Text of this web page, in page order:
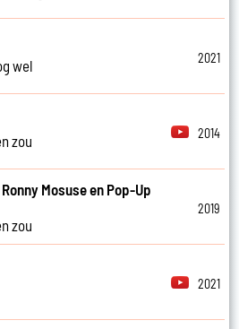
wel
2021
zou
2014
Mosuse en Pop-Up
zou
2019
2021